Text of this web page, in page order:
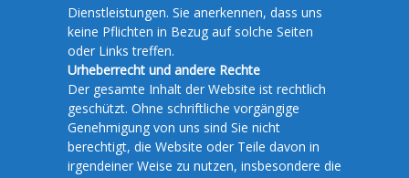
Dienstleistungen. Sie anerkennen, dass uns
keine Pflichten in Bezug auf solche Seiten
oder Links treffen.
Urheberrecht und andere Rechte
Der gesamte Inhalt der Website ist rechtlich
geschützt. Ohne schriftliche vorgängige
Genehmigung von uns sind Sie nicht
berechtigt, die Website oder Teile davon in
irgendeiner Weise zu nutzen, insbesondere die